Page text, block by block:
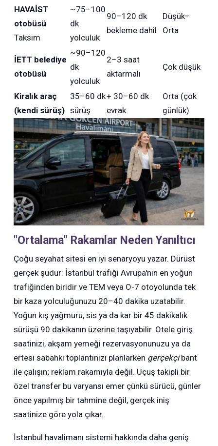
HAVAİST
otobüsü
Taksim
~75–100
dk
yolculuk
90–120 dk
bekleme dahil
Düşük–
Orta
İETT belediye
otobüsü
~90–120
dk
yolculuk
2–3 saat
aktarmalı
Çok düşük
Kiralık araç
(kendi sürüş)
35–60 dk
sürüş
+ 30–60 dk
evrak
Orta (çok
günlük)
"Ortalama" Rakamlar Neden Yanıltıcı
Çoğu seyahat sitesi en iyi senaryoyu yazar. Dürüst
gerçek şudur: İstanbul trafiği Avrupa'nın en yoğun
trafiğinden biridir ve TEM veya O-7 otoyolunda tek
bir kaza yolculuğunuzu 20–40 dakika uzatabilir.
Yoğun kış yağmuru, sis ya da kar bir 45 dakikalık
sürüşü 90 dakikanın üzerine taşıyabilir. Otele giriş
saatinizi, akşam yemeği rezervasyonunuzu ya da
ertesi sabahki toplantınızı planlarken gerçekçibant
ile çalışın; reklam rakamıyla değil. Uçuş takipli bir
özel transfer bu varyansı emer çünkü sürücü, günler
önce yapılmış bir tahmine değil, gerçek iniş
saatinize göre yola çıkar.
İstanbul havalimanı sistemi hakkında daha geniş